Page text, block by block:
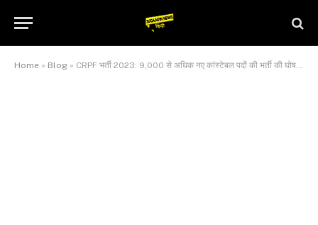
Home » Blog » CRPF भर्ती 2023: 9,000 से अधिक नए कांस्टेबल पदों की भर्ती की घोषणा, जानिए कैसे करे आवेदन